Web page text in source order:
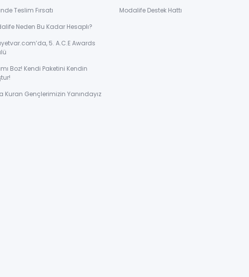
Teslim Fırsatı
Neden Bu Kadar Hesaplı?
5. A.C.E Awards
Boz! Kendi Paketini Kendin
Kuran Gençlerimizin Yanındayız
Modalife Destek Hattı